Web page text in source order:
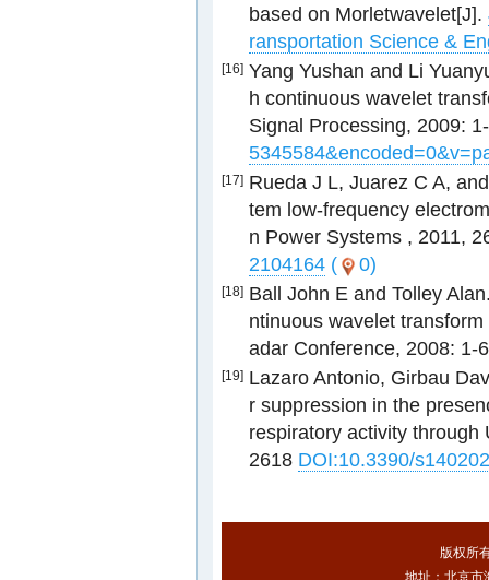
based on Morletwavelet[J].
ransportation Science &
[16] Yang Yushan and Li
h continuous wavelet
Signal Processing, 2009:
[17] Rueda J L, Juarez C A,
tem low-frequency
n Power Systems , 2011,
2104164 ( 0)
[18] Ball John E and Tolley
ntinuous wavelet
adar Conference, 2008: 1-
[19] Lazaro Antonio, Girbau
r suppression in the
respiratory activity through
2618 DOI:10.3390/